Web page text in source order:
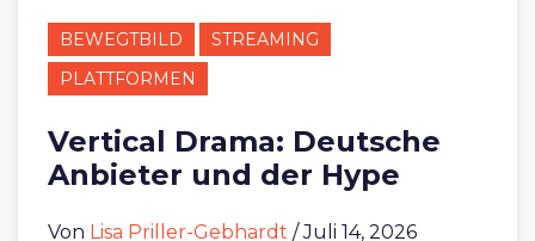
BEWEGTBILD
STREAMING
PLATTFORMEN
Vertical Drama: Deutsche
Anbieter und der Hype
Von Lisa Priller-Gebhardt / Juli 14, 2026